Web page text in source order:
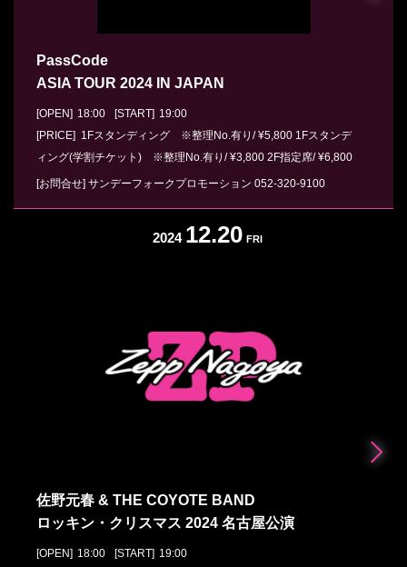
PassCode
ASIA TOUR 2024 IN JAPAN
[OPEN] 18:00 [START] 19:00
[PRICE] 1Fスタンディング ※整理No.有り/ ¥5,800 1Fスタンデ
ィング(学割チケット) ※整理No.有り/ ¥3,800 2F指定席/ ¥6,800
[お問合せ] サンデーフォークプロモーション 052-320-9100
2024 12.20 FRI
佐野元春 & THE COYOTE BAND
ロッキン・クリスマス 2024 名古屋公演
[OPEN] 18:00 [START] 19:00